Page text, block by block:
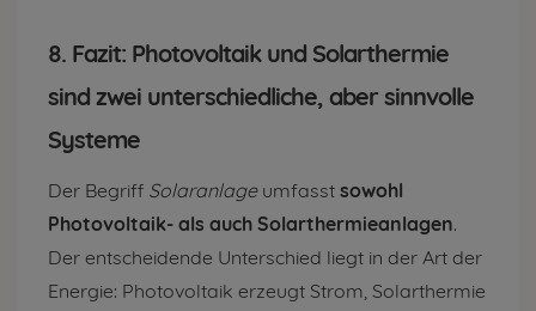
8. Fazit: Photovoltaik und Solarthermie
sind zwei unterschiedliche, aber sinnvolle
Systeme
Der Begriff Solaranlageumfasst sowohl
Photovoltaik- als auch Solarthermieanlagen.
Der entscheidende Unterschied liegt in der Art der
Energie: Photovoltaik erzeugt Strom, Solarthermie